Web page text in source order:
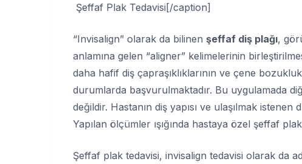
Şeffaf Plak Tedavisi[/caption]
“Invisalign” olarak da bilinen şeffaf diş plağı,
anlamına gelen “aligner” kelimelerinin
daha hafif diş çapraşıklıklarının ve çene
durumlarda başvurulmaktadır. Bu uygulamada
değildir. Hastanın diş yapısı ve ulaşılmak
Yapılan ölçümler ışığında hastaya özel şeffaf
Şeffaf plak tedavisi, invisalign tedavisi olarak da